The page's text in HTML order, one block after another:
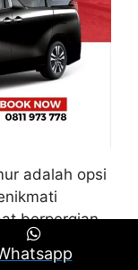
adalah opsi
berpergian